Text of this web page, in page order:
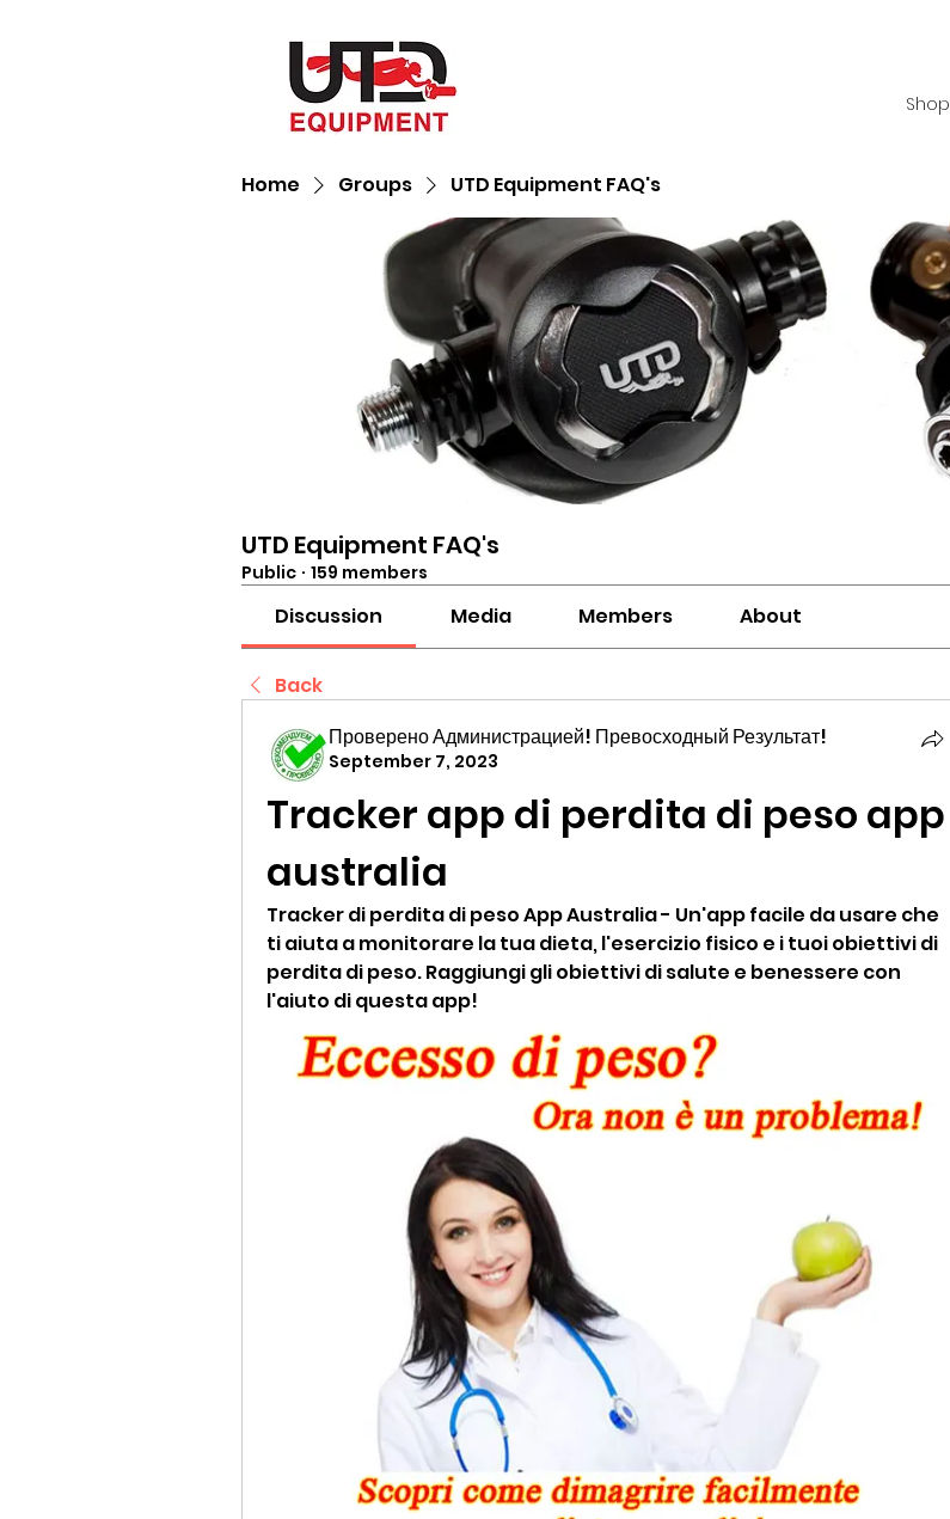
Shop
Home Groups UTD Equipment FAQ's
UTD Equipment FAQ's
Public · 159 members
Discussion Media Members About
Back
Проверено Администрацией! Превосходный Результат!
September 7, 2023
Tracker app di perdita di peso app
australia
Tracker di perdita di peso App Australia - Un'app facile da usare che
ti aiuta a monitorare la tua dieta, l'esercizio fisico e i tuoi obiettivi di
perdita di peso. Raggiungi gli obiettivi di salute e benessere con
l'aiuto di questa app!